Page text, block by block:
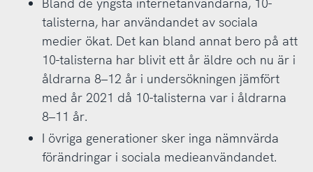
talisterna, har användandet av sociala
medier ökat. Det kan bland annat bero på att
10-talisterna har blivit ett år äldre och nu är i
åldrarna 8–12 år i undersökningen jämfört
med år 2021 då 10-talisterna var i åldrarna
8–11 år.
I övriga generationer sker inga nämnvärda
förändringar i sociala medieanvändandet.